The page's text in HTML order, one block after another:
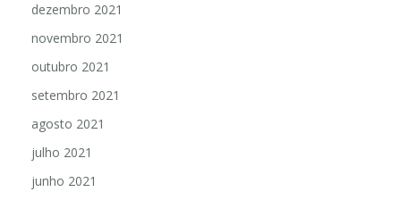
dezembro 2021
novembro 2021
outubro 2021
setembro 2021
agosto 2021
julho 2021
junho 2021